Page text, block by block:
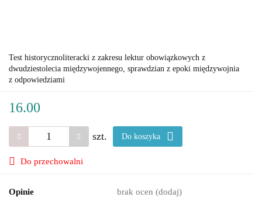
Test historycznoliteracki z zakresu lektur obowiązkowych z
dwudziestolecia międzywojennego, sprawdzian z epoki międzywojnia
z odpowiedziami
16.00
szt. Do koszyka
Do przechowalni
Opinie brak ocen (dodaj)